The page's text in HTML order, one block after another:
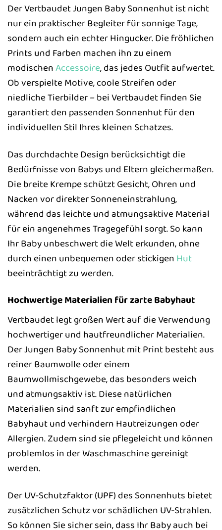
Der Vertbaudet Jungen Baby Sonnenhut ist nicht
nur ein praktischer Begleiter für sonnige Tage,
sondern auch ein echter Hingucker. Die fröhlichen
Prints und Farben machen ihn zu einem
modischenAccessoire, das jedes Outfit aufwertet.
Ob verspielte Motive, coole Streifen oder
niedliche Tierbilder – bei Vertbaudet finden Sie
garantiert den passenden Sonnenhut für den
individuellen Stil Ihres kleinen Schatzes.
Das durchdachte Design berücksichtigt die
Bedürfnisse von Babys und Eltern gleichermaßen.
Die breite Krempe schützt Gesicht, Ohren und
Nacken vor direkter Sonneneinstrahlung,
während das leichte und atmungsaktive Material
für ein angenehmes Tragegefühl sorgt. So kann
Ihr Baby unbeschwert die Welt erkunden, ohne
durch einen unbequemen oder stickigen Hut
beeinträchtigt zu werden.
Hochwertige Materialien für zarte Babyhaut
Vertbaudet legt großen Wert auf die Verwendung
hochwertiger und hautfreundlicher Materialien.
Der Jungen Baby Sonnenhut mit Print besteht aus
reiner Baumwolle oder einem
Baumwollmischgewebe, das besonders weich
und atmungsaktiv ist. Diese natürlichen
Materialien sind sanft zur empfindlichen
Babyhaut und verhindern Hautreizungen oder
Allergien. Zudem sind sie pflegeleicht und können
problemlos in der Waschmaschine gereinigt
werden.
Der UV-Schutzfaktor (UPF) des Sonnenhuts bietet
zusätzlichen Schutz vor schädlichen UV-Strahlen.
So können Sie sicher sein, dass Ihr Baby auch bei